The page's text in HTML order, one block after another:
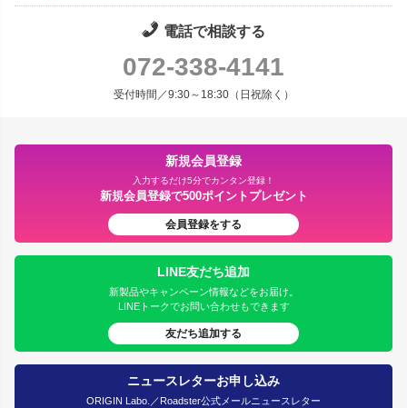
電話で相談する
072-338-4141
受付時間／9:30～18:30（日祝除く）
新規会員登録
入力するだけ5分でカンタン登録！
新規会員登録で500ポイントプレゼント
会員登録をする
LINE友だち追加
新製品やキャンペーン情報などをお届け。
LINEトークでお問い合わせもできます
友だち追加する
ニュースレターお申し込み
ORIGIN Labo.／Roadster公式メールニュースレター